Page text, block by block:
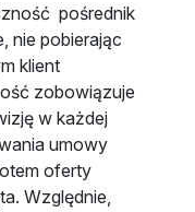
pośrednik
nie pobierając
klient
zobowiązuje
w każdej
umowy
oferty
Względnie,